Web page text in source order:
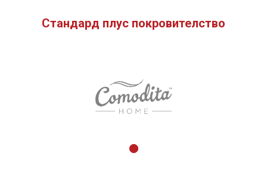
Стандард плус покровителство